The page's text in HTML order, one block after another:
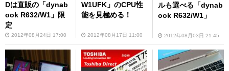
Dは直販の「dynab
ook R632/W1」限
定
2012年08月24日 17:00
W1UFK」のCPU性
能を見極める！
2012年08月17日 11:00
ルも選べる「dynab
ook R632/W1」
2012年08月03日 21:45